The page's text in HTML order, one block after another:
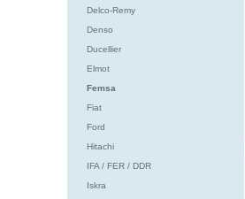
Delco-Remy
Denso
Ducellier
Elmot
Femsa
Fiat
Ford
Hitachi
IFA / FER / DDR
Iskra